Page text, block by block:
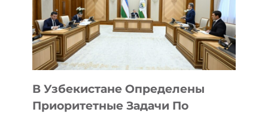
В Узбекистане Определены
Приоритетные Задачи По